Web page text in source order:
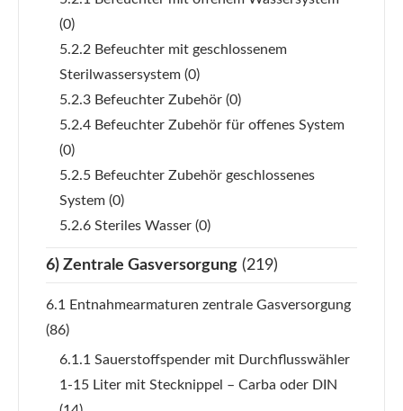
(0)
5.2.2 Befeuchter mit geschlossenem
Sterilwassersystem (0)
5.2.3 Befeuchter Zubehör (0)
5.2.4 Befeuchter Zubehör für offenes System
(0)
5.2.5 Befeuchter Zubehör geschlossenes
System (0)
5.2.6 Steriles Wasser (0)
6) Zentrale Gasversorgung (219)
6.1 Entnahmearmaturen zentrale Gasversorgung
(86)
6.1.1 Sauerstoffspender mit Durchflusswähler
1-15 Liter mit Stecknippel – Carba oder DIN